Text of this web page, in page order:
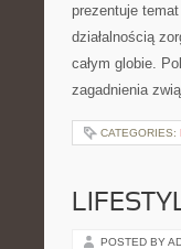
prezentuje
działalnością
całym globie.
zagadnienia
CATEGORIES:
POSTED BY